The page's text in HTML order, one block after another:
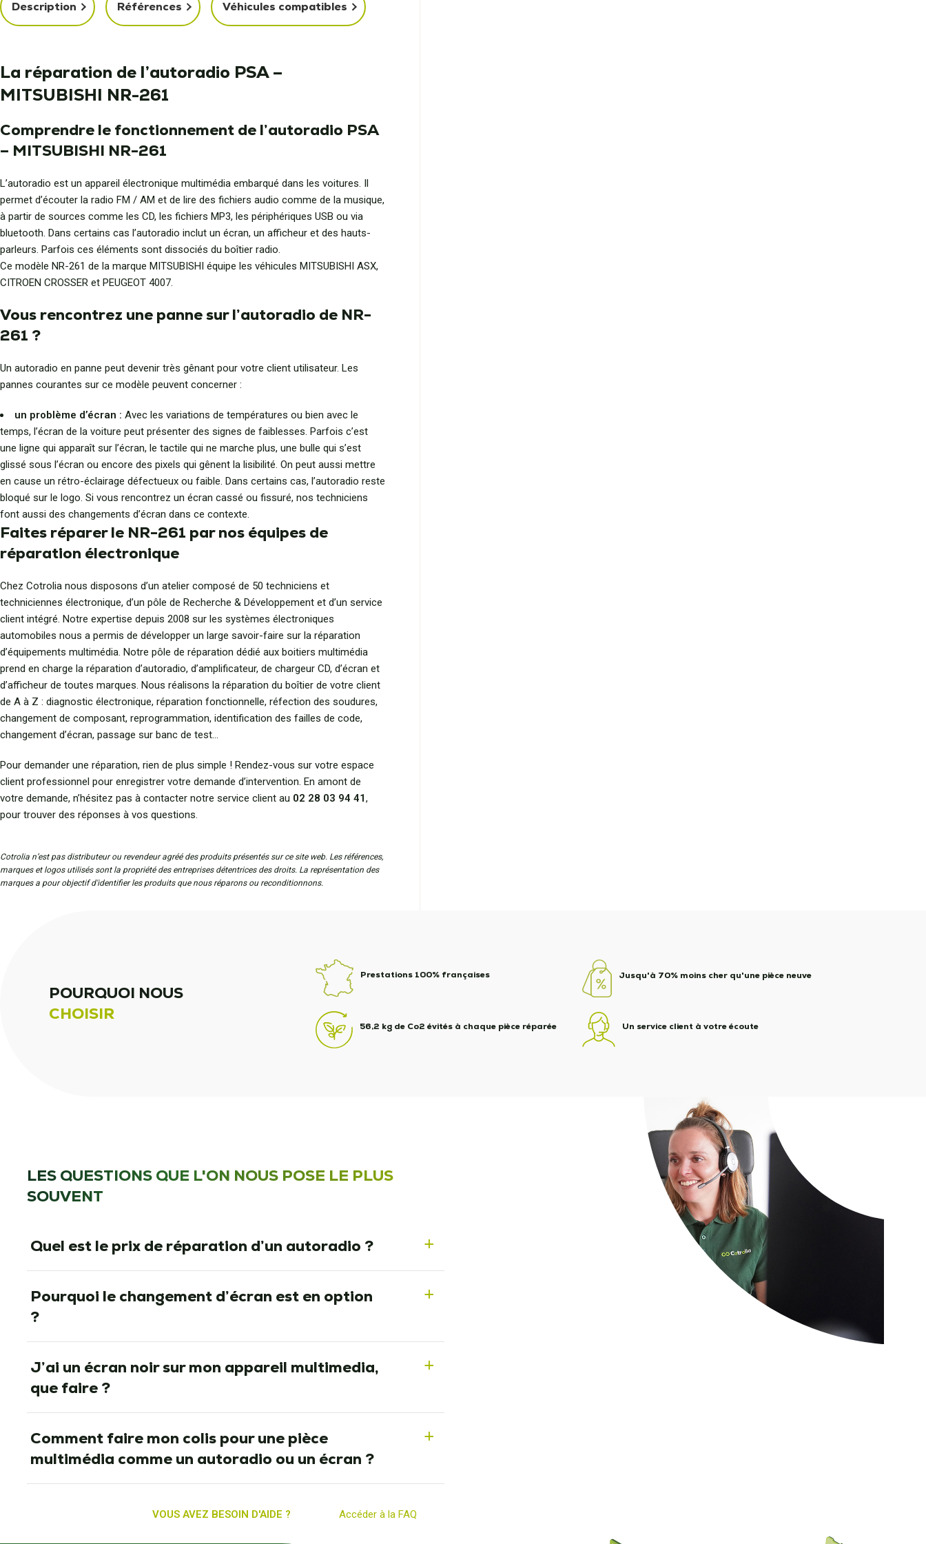
Description Références Véhicules compatibles
La réparation de l’autoradio PSA –
MITSUBISHI NR-261
Comprendre le fonctionnement de l’autoradio PSA
– MITSUBISHI NR-261
L’autoradio est un appareil électronique multimédia embarqué dans les voitures. Il
permet d’écouter la radio FM / AM et de lire des fichiers audio comme de la musique,
à partir de sources comme les CD, les fichiers MP3, les périphériques USB ou via
bluetooth. Dans certains cas l’autoradio inclut un écran, un afficheur et des hauts-
parleurs. Parfois ces éléments sont dissociés du boîtier radio.
Ce modèle NR-261 de la marque MITSUBISHI équipe les véhicules MITSUBISHI ASX,
CITROEN CROSSER et PEUGEOT 4007.
Vous rencontrez une panne sur l’autoradio de NR-
261 ?
Un autoradio en panne peut devenir très gênant pour votre client utilisateur. Les
pannes courantes sur ce modèle peuvent concerner :
un problème d’écran : Avec les variations de températures ou bien avec le
temps, l’écran de la voiture peut présenter des signes de faiblesses. Parfois c’est
une ligne qui apparaît sur l’écran, le tactile qui ne marche plus, une bulle qui s’est
glissé sous l’écran ou encore des pixels qui gênent la lisibilité. On peut aussi mettre
en cause un rétro-éclairage défectueux ou faible. Dans certains cas, l’autoradio reste
bloqué sur le logo. Si vous rencontrez un écran cassé ou fissuré, nos techniciens
font aussi des changements d’écran dans ce contexte.
Faites réparer le NR-261 par nos équipes de
réparation électronique
Chez Cotrolia nous disposons d’un atelier composé de 50 techniciens et
techniciennes électronique, d’un pôle de Recherche & Développement et d’un service
client intégré. Notre expertise depuis 2008 sur les systèmes électroniques
automobiles nous a permis de développer un large savoir-faire sur la réparation
d’équipements multimédia. Notre pôle de réparation dédié aux boitiers multimédia
prend en charge la réparation d’autoradio, d’amplificateur, de chargeur CD, d’écran et
d’afficheur de toutes marques. Nous réalisons la réparation du boîtier de votre client
de A à Z : diagnostic électronique, réparation fonctionnelle, réfection des soudures,
changement de composant, reprogrammation, identification des failles de code,
changement d’écran, passage sur banc de test…
Pour demander une réparation, rien de plus simple ! Rendez-vous sur votre espace
client professionnel pour enregistrer votre demande d’intervention. En amont de
votre demande, n’hésitez pas à contacter notre service client au 02 28 03 94 41,
pour trouver des réponses à vos questions.
Cotrolia n’est pas distributeur ou revendeur agréé des produits présentés sur ce site web. Les références,
marques et logos utilisés sont la propriété des entreprises détentrices des droits. La représentation des
marques a pour objectif d'identifier les produits que nous réparons ou reconditionnons.
POURQUOI NOUS
CHOISIR
Prestations 100% françaises
56,2 kg de Co2 évités à chaque pièce réparée
Jusqu'à 70% moins cher qu'une pièce neuve
Un service client à votre écoute
LES QUESTIONS QUE L'ON NOUS POSE LE PLUS
SOUVENT
a
Quel est le prix de réparation d’un autoradio ?
a
Pourquoi le changement d’écran est en option
?
a
J’ai un écran noir sur mon appareil multimedia,
que faire ?
a
Comment faire mon colis pour une pièce
multimédia comme un autoradio ou un écran ?
VOUS AVEZ BESOIN D'AIDE ? Accéder à la FAQ